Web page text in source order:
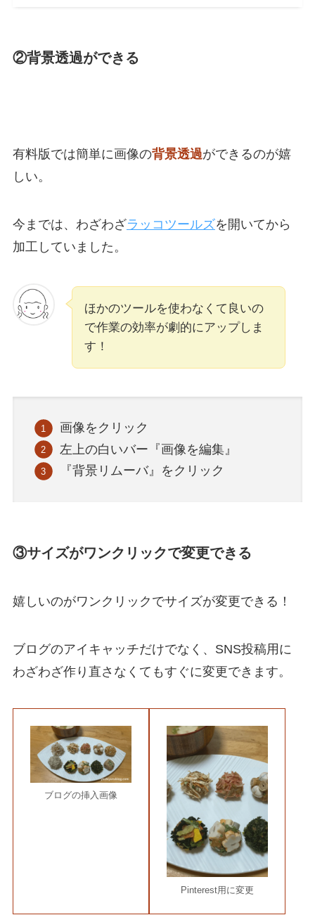
②背景透過ができる
有料版では簡単に画像の背景透過ができるのが嬉
しい。
今までは、わざわざラッコツールズを開いてから
加工していました。
ほかのツールを使わなくて良いの
で作業の効率が劇的にアップしま
す！
画像をクリック
左上の白いバー『画像を編集』
『背景リムーバ』をクリック
③サイズがワンクリックで変更できる
嬉しいのがワンクリックでサイズが変更できる！
ブログのアイキャッチだけでなく、SNS投稿用に
わざわざ作り直さなくてもすぐに変更できます。
ブログの挿入画像
Pinterest用に変更